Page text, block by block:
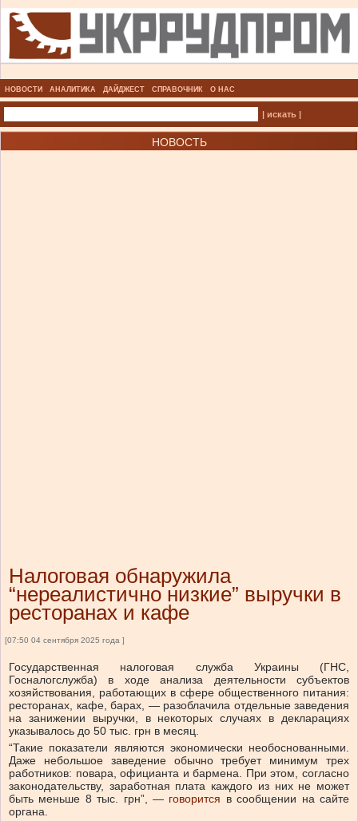
НОВОСТИ АНАЛИТИКА ДАЙДЖЕСТ СПРАВОЧНИК О НАС
| искать |
НОВОСТЬ
Налоговая обнаружила
“нереалистично низкие” выручки в
ресторанах и кафе
[07:50 04 сентября 2025 года ]
Государственная налоговая служба Украины (ГНС,
Госналогслужба) в ходе анализа деятельности субъектов
хозяйствования, работающих в сфере общественного питания:
ресторанах, кафе, барах, — разоблачила отдельные заведения
на занижении выручки, в некоторых случаях в декларациях
указывалось до 50 тыс. грн в месяц.
“Такие показатели являются экономически необоснованными.
Даже небольшое заведение обычно требует минимум трех
работников: повара, официанта и бармена. При этом, согласно
законодательству, заработная плата каждого из них не может
быть меньше 8 тыс. грн”, — говорится в сообщении на сайте
органа.